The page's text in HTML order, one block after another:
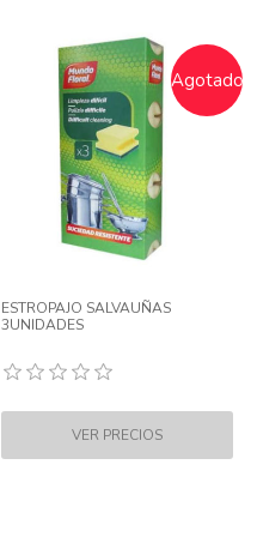
Agotado
ESTROPAJO SALVAUÑAS
3UNIDADES